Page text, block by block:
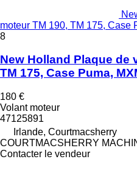
moteur TM 190, TM 175, Case
8
New Holland Plaque de
TM 175, Case Puma,
180 €
Volant moteur
47125891
Irlande, Courtmacsherry
COURTMACSHERRY
Contacter le vendeur